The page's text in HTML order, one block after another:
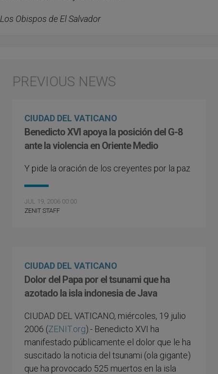
Los Obispos de El Salvador
CIUDAD DEL VATICANO
Benedicto XVI apoya la posición del G-8
ante la violencia en Oriente Medio
Y pide la oración de los creyentes por la paz
JUL 19, 2006 00:00
ZENIT STAFF
CIUDAD DEL VATICANO
Dolor del Papa por el tsunami que ha
azotado la isla indonesia de Java
CIUDAD DEL VATICANO, miércoles, 19 julio
2006 (ZENIT.org).- Benedicto XVI ha
manifestado públicamente el dolor que le ha
suscitado la noticia del tsunami (ola gigante)
que ha provocado 525 muertos en la isla